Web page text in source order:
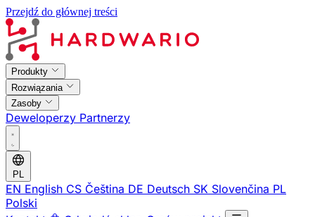
Przejdź do głównej treści
Produkty
Rozwiązania
Zasoby
Deweloperzy Partnerzy
PL
EN English CS Čeština DE Deutsch SK Slovenčina PL
Polski